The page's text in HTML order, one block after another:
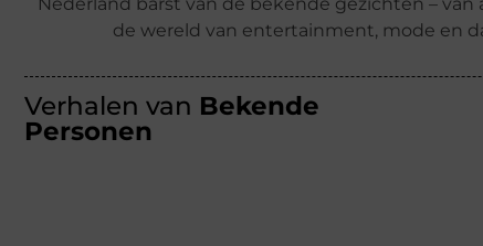
de wereld van entertainment, mode en
Verhalen van Bekende
Personen